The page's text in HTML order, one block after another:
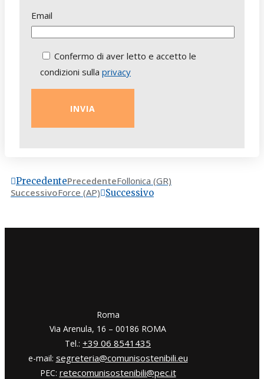
Email
Confermo di aver letto e accetto le
condizioni sulla privacy
PrecedentePrecedenteFollonica (GR)
SuccessivoForce (AP) Successivo
​​Roma
Via Arenula, 16 – 00186 ROMA
Tel.: +39 06 8541435
e-mail: segreteria@comunisostenibili.eu
PEC: retecomunisostenibili@pec.it